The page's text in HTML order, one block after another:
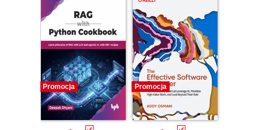
Promocja Promocja